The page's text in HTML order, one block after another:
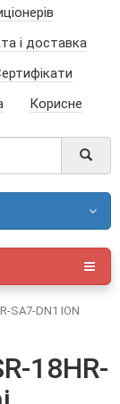
і доставка
Корисне
SA7-DN1 ION
18HR-